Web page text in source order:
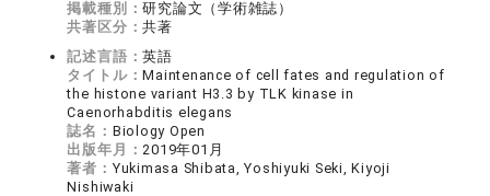
掲載種別：研究論文（学術雑誌）
共著区分：共著
記述言語：英語
タイトル：Maintenance of cell fates and regulation of
the histone variant H3.3 by TLK kinase in
Caenorhabditis elegans
誌名： Biology Open
出版年月： 2019年01月
著者： Yukimasa Shibata, Yoshiyuki Seki, Kiyoji
Nishiwaki